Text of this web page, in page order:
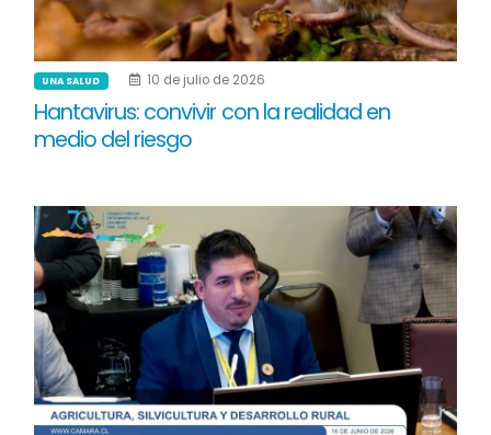
UNA SALUD 10 de julio de 2026
Hantavirus: convivir con la realidad en
medio del riesgo